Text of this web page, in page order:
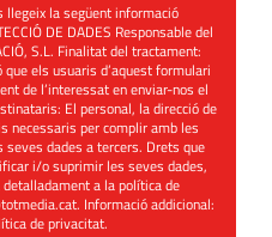
llegeix la següent informació
DE DADES Responsable del
S.L. Finalitat del tractament:
els usuaris d’aquest formulari
de l’interessat en enviar-nos el
El personal, la direcció de
necessaris per complir amb les
dades a tercers. Drets que
i/o suprimir les seves dades,
a la política de
. Informació addicional:
de privacitat.